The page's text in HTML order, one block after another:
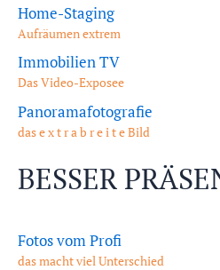
Home-Staging
Aufräumen extrem
Immobilien TV
Das Video-Exposee
Panoramafotografie
das e x t r a b r e i t e Bild
BESSER
Fotos vom Profi
das macht viel Unterschied